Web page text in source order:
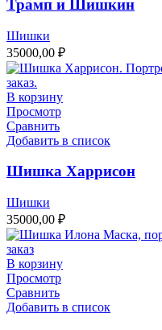
Трамп и Шишкин
Шишки
35000,00 ₽
В корзину
Просмотр
Сравнить
Добавить в список
Шишка Харрисон
Шишки
35000,00 ₽
В корзину
Просмотр
Сравнить
Добавить в список